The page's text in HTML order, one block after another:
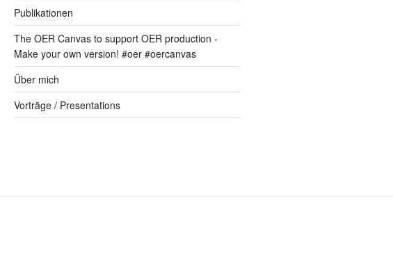
Publikationen
The OER Canvas to support OER production -
Make your own version! #oer #oercanvas
Über mich
Vorträge / Presentations